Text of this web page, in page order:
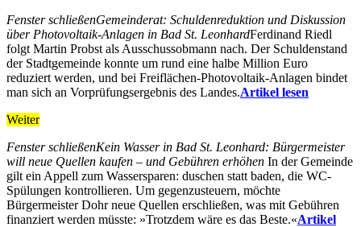
Fenster schließenGemeinderat: Schuldenreduktion und Diskussion
über Photovoltaik-Anlagen in Bad St. LeonhardFerdinand Riedl
folgt Martin Probst als Ausschussobmann nach. Der Schuldenstand
der Stadtgemeinde konnte um rund eine halbe Million Euro
reduziert werden, und bei Freiflächen-Photovoltaik-Anlagen bindet
man sich an Vorprüfungsergebnis des Landes.Artikel lesen
Weiter
Fenster schließenKein Wasser in Bad St. Leonhard: Bürgermeister
will neue Quellen kaufen – und Gebühren erhöhen In der Gemeinde
gilt ein Appell zum Wassersparen: duschen statt baden, die WC-
Spülungen kontrollieren. Um gegenzusteuern, möchte
Bürgermeister Dohr neue Quellen erschließen, was mit Gebühren
finanziert werden müsste: »Trotzdem wäre es das Beste.«Artikel